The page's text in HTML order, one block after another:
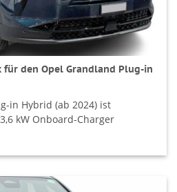
den Opel Grandland Plug-in
in Hybrid (ab 2024) ist
kW Onboard-Charger